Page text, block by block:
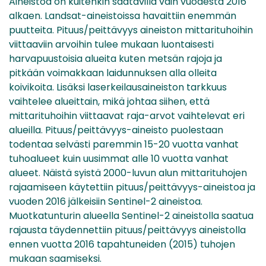
alkaen. Landsat-aineistoissa havaittiin enemmän
puutteita. Pituus/peittävyys aineiston mittarituhoihin
viittaaviin arvoihin tulee mukaan luontaisesti
harvapuustoisia alueita kuten metsän rajoja ja
pitkään voimakkaan laidunnuksen alla olleita
koivikoita. Lisäksi laserkeilausaineiston tarkkuus
vaihtelee alueittain, mikä johtaa siihen, että
mittarituhoihin viittaavat raja-arvot vaihtelevat eri
alueilla. Pituus/peittävyys-aineisto puolestaan
todentaa selvästi paremmin 15-20 vuotta vanhat
tuhoalueet kuin uusimmat alle 10 vuotta vanhat
alueet. Näistä syistä 2000-luvun alun mittarituhojen
rajaamiseen käytettiin pituus/peittävyys-aineistoa ja
vuoden 2016 jälkeisiin Sentinel-2 aineistoa.
Muotkatunturin alueella Sentinel-2 aineistolla saatua
rajausta täydennettiin pituus/peittävyys aineistolla
ennen vuotta 2016 tapahtuneiden (2015) tuhojen
mukaan saamiseksi.